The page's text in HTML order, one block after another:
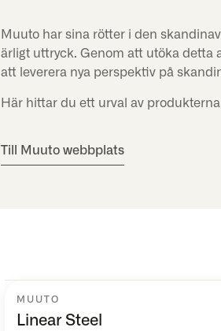
Muuto har sina rötter i den
ärligt uttryck. Genom att utöka detta
att leverera nya perspektiv på
Här hittar du ett urval av
Till Muuto webbplats
MUUTO
Linear Steel